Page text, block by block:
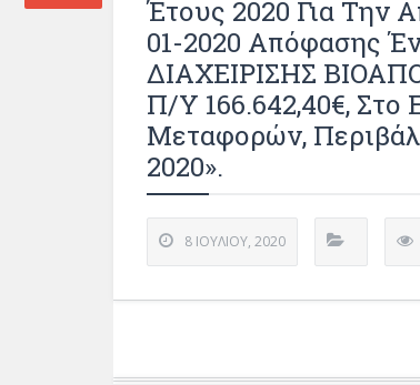
Έτους 2020 Για Την
01-2020 Απόφασης
ΔΙΑΧΕΙΡΙΣΗΣ
Π/υ 166.642,40€, Στο
Μεταφορών,
2020».
8 ΙΟΥΛΊΟΥ, 2020